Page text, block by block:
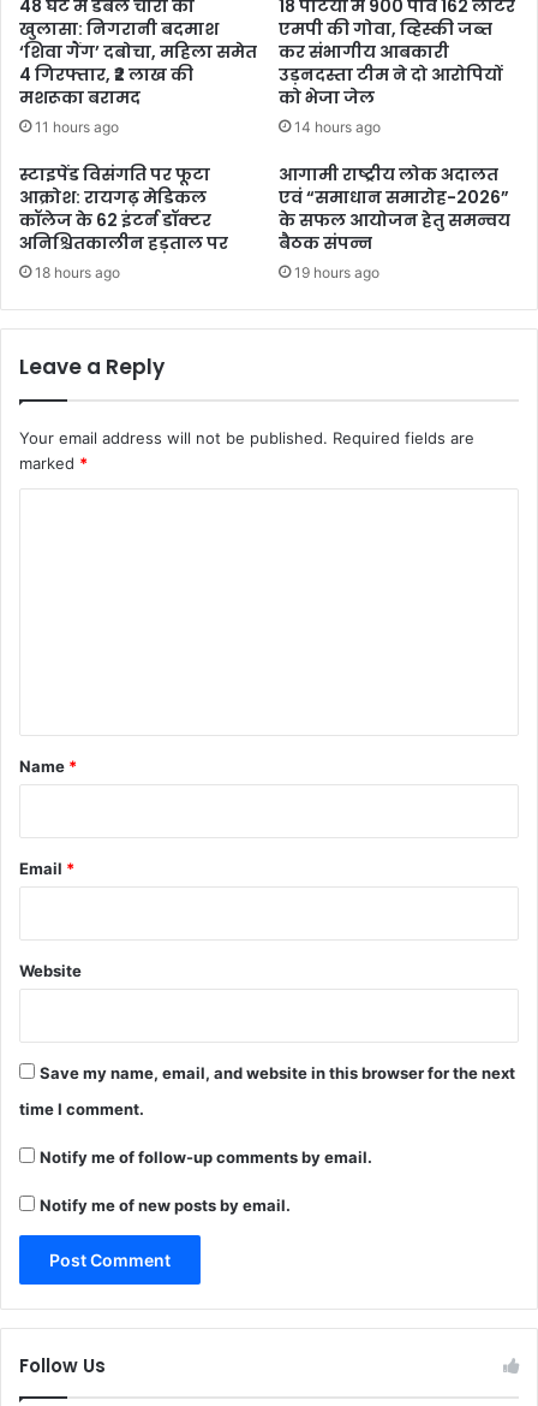
48 घंटे में डबल चोरी का
खुलासा: निगरानी बदमाश
‘शिवा गैंग’ दबोचा, महिला समेत
4 गिरफ्तार, ₹2 लाख की
मशरूका बरामद
11 hours ago
18 पेटियों में 900 पाव 162 लीटर
एमपी की गोवा, व्हिस्की जब्त
कर संभागीय आबकारी
उड़नदस्ता टीम ने दो आरोपियों
को भेजा जेल
14 hours ago
स्टाइपेंड विसंगति पर फूटा
आक्रोश: रायगढ़ मेडिकल
कॉलेज के 62 इंटर्न डॉक्टर
अनिश्चितकालीन हड़ताल पर
18 hours ago
आगामी राष्ट्रीय लोक अदालत
एवं “समाधान समारोह-2026”
के सफल आयोजन हेतु समन्वय
बैठक संपन्न
19 hours ago
Leave a Reply
Your email address will not be published. Required fields are
marked *
*
Name *
Email *
Website
Save my name, email, and website in this browser for the next
time I comment.
Notify me of follow-up comments by email.
Notify me of new posts by email.
Follow Us